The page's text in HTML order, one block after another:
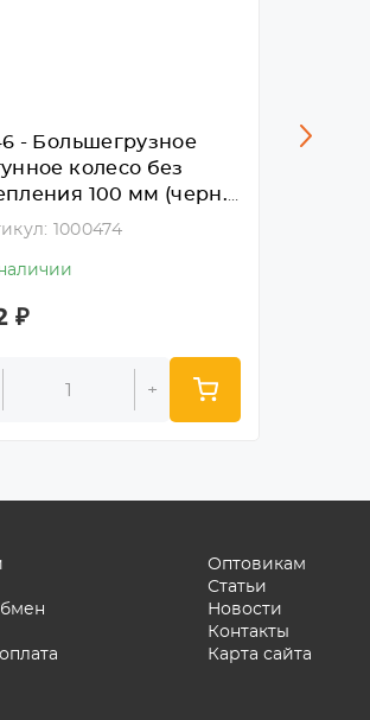
- Большегрузное
колесо без
100 мм (черн.
роликоподш.)
1000474
₽
+
D 54 -
Оптовикам
Статьи
Новости
Контакты
Карта сайта